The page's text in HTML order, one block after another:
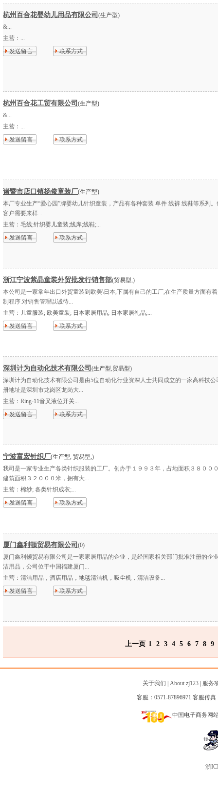
杭州百合花婴幼儿用品有限公司 (生产型)
&...
主营： ...
发送留言
联系方式
杭州百合花工贸有限公司 (生产型)
&...
主营： ...
发送留言
联系方式
诸暨市店口镇杨俊童装厂(生产型)
本厂专业生产“爱心园”牌婴幼儿针织童装，产品有各种套装 单件 线裤 线鞋等系列
客户需要来样...
主营： 毛线;针织婴儿童装;线库;线鞋;...
发送留言
联系方式
浙江宁波紫晶童装外贸批发行销售部(贸易型,)
本公司是一家常年出口外贸童装到欧美\日本,下属有自己的工厂,在生产质量方面有
制程序.对销售管理以诚待...
主营： 儿童服装; 欧美童装; 日本家居用品; 日本家居礼品;...
发送留言
联系方式
深圳计为自动化技术有限公司 (生产型,贸易型)
深圳计为自动化技术有限公司是由5位自动化行业资深人士共同成立的一家高科技公
册地址是深圳市龙岗区龙岗大...
主营： Ring-11音叉液位开关...
发送留言
联系方式
宁波富宏针织厂(生产型, 贸易型,)
我司是一家专业生产各类针织服装的工厂。创办于１９９３年，占地面积３８００
建筑面积３２０００米，拥有大...
主营： 棉纱; 各类针织成衣;...
发送留言
联系方式
厦门鑫利顿贸易有限公司 (0)
厦门鑫利顿贸易有限公司是一家家居用品的企业，是经国家相关部门批准注册的企
洁用品，公司位于中国福建厦门...
主营： 清洁用品，酒店用品，地毯清洁机，吸尘机，清洁设备...
发送留言
联系方式
上一页 1 2 3 4 5 6 7 8 9
关于我们 About zj123| 服务
客服：0571-87896971 客服传真
中国电子商务网
浙